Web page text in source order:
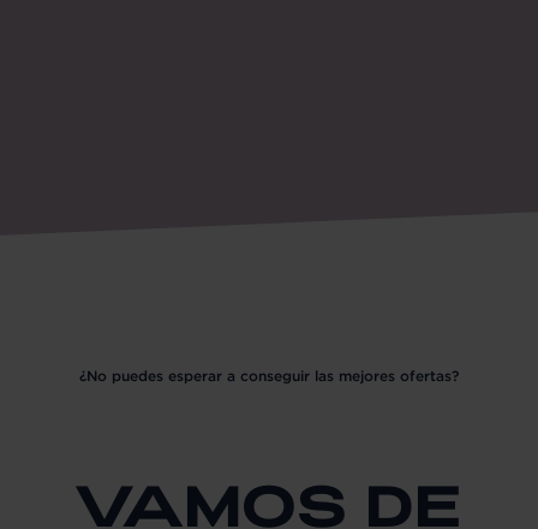
¿No puedes esperar a conseguir las mejores ofertas?
VAMOS DE